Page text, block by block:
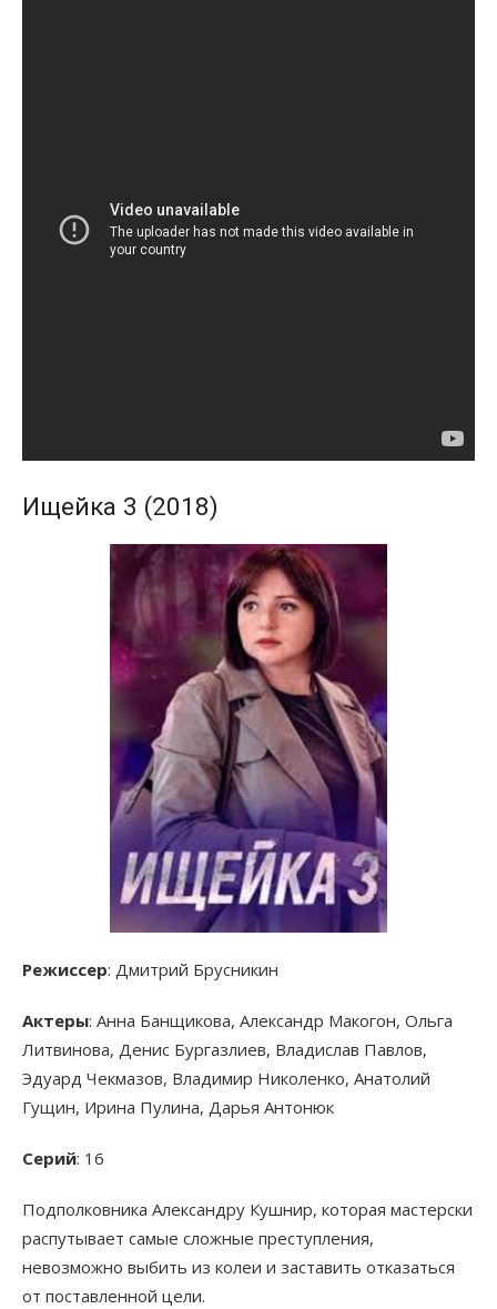
Ищейка 3 (2018)
Режиссер: Дмитрий Брусникин
Актеры: Анна Банщикова, Александр Макогон, Ольга
Литвинова, Денис Бургазлиев, Владислав Павлов,
Эдуард Чекмазов, Владимир Николенко, Анатолий
Гущин, Ирина Пулина, Дарья Антонюк
Серий: 16
Подполковника Александру Кушнир, которая мастерски
распутывает самые сложные преступления,
невозможно выбить из колеи и заставить отказаться
от поставленной цели.